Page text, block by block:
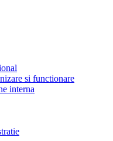
si functionare
interna